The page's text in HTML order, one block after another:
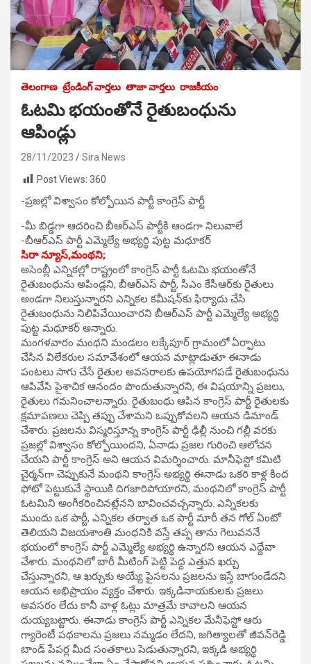
తెలంగాణ ట్రేండింగ్ వార్తలు తాజా వార్తలు రాజకీయం
ఓటమి భయంతోనే రైతుబంధును
ఆపిండ్లు
28/11/2023
Sira News
Post Views: 360
-ప్రజల్లో విశ్వాసం కోల్పోయిన పార్టీ కాంగ్రెస్‌ పార్టీ
-మీ బిడ్డగా ఆదరించి బీఆర్‌ఎస్‌ పార్టీకి ఆండగా నిలువాలే
-బీఆర్‌ఎస్‌ పార్టీ ఎమ్మెల్యే అభ్యర్థి పుట్ట మధూకర్‌
సిరా న్యూస్,మంథని;
అసెంబ్లీ ఎన్నికల్లో రాష్ట్రంలో కాంగ్రెస్‌ పార్టీ ఓటమి భయంతోనే
రైతుబంధును అపిండ్లని, బీఆర్‌ఎస్‌ పార్టీ, సీఎం కేసీఆర్‌కు రైతులు
అండగా నిలుస్తున్నారని ఎన్నికల కమీషన్‌కు ఫిర్యాదు చేసి
రైతుబంధును నిలిపివేయించారని బీఆర్‌ఎస్‌ పార్టీ ఎమ్మెల్యే అభ్యర్థి
పుట్ట మధూకర్‌ అన్నారు.
మంగళవారం మంథని మండలం లక్కేపూర్‌ గ్రామంలో ఏర్పాటు
చేసిన విలేకరుల సమావేశంలో ఆయన మాట్లాడుతూ ఈనాడు
పంటలు సాగు చేసే రైతుల అవసరాలకు ఉపయోగపడే రైతుబంధును
ఆపివేసి పైశాచిక ఆనందం పొందుతున్నారని, ఈ విషయాన్ని ప్రజలు,
రైతులు గమనించాలన్నారు. రైతుబంధు ఆపిన కాంగ్రెస్‌ పార్టీ రైతులకు
క్షమాపణలు చెప్పి తప్పు చేశామని ఒప్పుకోవలని ఆయన డిమాండ్‌
చేశారు. ప్రజలను విస్మరిస్తూన్న కాంగ్రెస్‌ పార్టీ ఢిల్లీ నుంచి గల్లీ వరకు
ప్రజల్లో విశ్వాసం కోల్పోయిందని, ఏనాడు ప్రజల గురించి ఆలోచన
చేయని పార్టీ కాంగ్రెస్‌ అని ఆయన విమర్శించారు. మానీఫెస్టో కమిటి
చైర్మన్‌గా చెప్పుకునే మంథని కాంగ్రెస్‌ అభ్యర్థి ఈనాడు ఒకరి కాళ్ల కింద
ఫోటో పెట్టుకునే స్థాయికి దిగజారిపోయారని, మంథనిలో కాంగ్రెస్‌ పార్టీ
ఓటమిని అంగీకరించినట్లేనని బావించవచ్చన్నారు. ఎన్నికలకు
ముందు ఒక పార్టీ, ఎన్నికల తర్వాత ఒక పార్టీ మారీ తన గోల్‌ ఏంటో
తెలియని విజయశాంతి మంథనికి వస్తే తప్ప తాను గెలువననే
భయంలో కాంగ్రెస్‌ పార్టీ ఎమ్మెల్యే అభ్యర్థి ఉన్నారని ఆయన ఎద్దేవా
చేశారు. మంథనిలో బారీ మీటింగ్‌ పెట్టి పెద్ద ఎత్తున ఖర్చు
చేస్తున్నారని, ఆ ఖర్చుకు అయ్యే పైసలను ప్రజలను ఇస్తే బాగుండేదని
ఆయన అభిప్రాయం వ్యక్తం చేశారు. ఇక్కడినాయకులకు ప్రజలు
అవసరం లేదు కానీ వాళ్ల ఓట్లు మాత్రమే కావాలని ఆయన
దుయ్యబట్టారు. ఈనాడు కాంగ్రెస్‌ పార్టీ ఎన్నికల మేనీఫెస్టో ఆరు
గ్యారెంటీ పథకాలను ప్రజలు నమ్మడం లేదని, జగిత్యాలతో జీవన్‌రెడ్డి
బాండ్‌ పేపర్ల మీద సంతకాలు పెడుతున్నారని, ఇక్కడి అభ్యర్థి